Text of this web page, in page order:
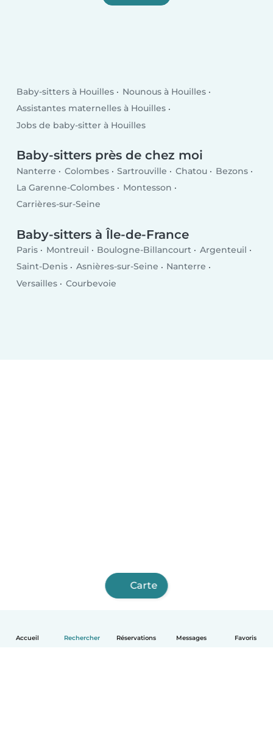
Accueil Rechercher Réservations Messages Favoris
Baby-sitters à Houilles
Nounous à Houilles
Assistantes maternelles à Houilles
Jobs de baby-sitter à Houilles
Baby-sitters près de chez moi
Nanterre Colombes Sartrouville Chatou
Bezons
La Garenne-Colombes
Montesson
Carrières-sur-Seine
Baby-sitters à Île-de-France
Paris Montreuil Boulogne-Billancourt
Argenteuil
Saint-Denis
Asnières-sur-Seine
Nanterre
Versailles
Courbevoie
Carte